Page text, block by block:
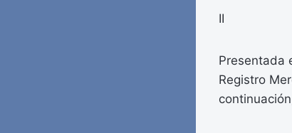
II
Presentada
Registro